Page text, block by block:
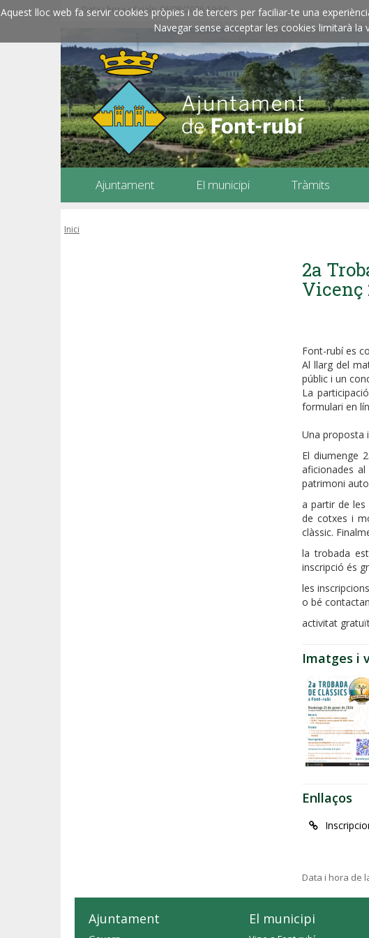
Aquest lloc web fa servir cookies pròpies i de tercers per faciliar-te una
Navegar sense acceptar les cookies limitarà
Data i hora oficials: 06/08/2026 19:50
Ajuntament El municipi Tràmits
Inici
2a
Vicenç
Font-rubí es
Al llarg del
públic i un
La
formulari en
Una proposta
El diumenge
aficionades
patrimoni
a partir de les
de cotxes i
clàssic.
la trobada
inscripció és
les
o bé
activitat
Imatges i
Enllaços
Data i hora de
Ajuntament El municipi